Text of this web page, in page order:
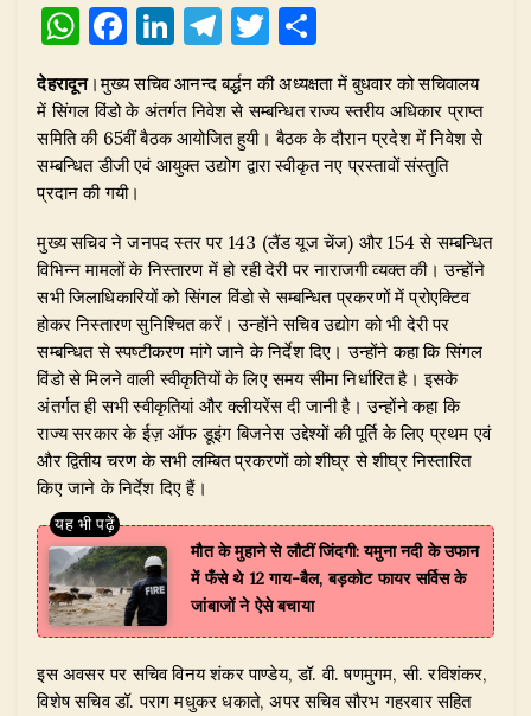
W
at
s
A
p
p
F
c
e
b
o
o
k
Li
k
e
dI
T
el
e
g
ra
T
w
it
te
r
ar
e
देहरादून।मुख्य सचिव आनन्द बर्द्धन की अध्यक्षता में बुधवार को सचिवालय
में सिंगल विंडो के अंतर्गत निवेश से सम्बन्धित राज्य स्तरीय अधिकार प्राप्त
समिति की 65वीं बैठक आयोजित हुयी। बैठक के दौरान प्रदेश में निवेश से
सम्बन्धित डीजी एवं आयुक्त उद्योग द्वारा स्वीकृत नए प्रस्तावों संस्तुति
प्रदान की गयी।
​मुख्य सचिव ने जनपद स्तर पर 143 (लैंड यूज चेंज) और 154 से सम्बन्धित
विभिन्न मामलों के निस्तारण में हो रही देरी पर नाराजगी व्यक्त की। उन्होंने
सभी जिलाधिकारियों को सिंगल विंडो से सम्बन्धित प्रकरणों में प्रोएक्टिव
होकर निस्तारण सुनिश्चित करें। उन्होंने सचिव उद्योग को भी देरी पर
सम्बन्धित से स्पष्टीकरण मांगे जाने के निर्देश दिए। उन्होंने कहा कि सिंगल
विंडो से मिलने वाली स्वीकृतियों के लिए समय सीमा निर्धारित है। इसके
अंतर्गत ही सभी स्वीकृतियां और क्लीयरेंस दी जानी है। उन्होंने कहा कि
राज्य सरकार के ईज़ ऑफ डूइंग बिजनेस उद्देश्यों की पूर्ति के लिए प्रथम एवं
और द्वितीय चरण के सभी लम्बित प्रकरणों को शीघ्र से शीघ्र निस्तारित
किए जाने के निर्देश दिए हैं।
मौत के मुहाने से लौटीं जिंदगी: यमुना नदी के उफान
में फँसे थे 12 गाय-बैल, बड़कोट फायर सर्विस के
जांबाजों ने ऐसे बचाया
​इस अवसर पर सचिव विनय शंकर पाण्डेय, डॉ. वी. षणमुगम, सी. रविशंकर,
विशेष सचिव डॉ. पराग मधुकर धकाते, अपर सचिव सौरभ गहरवार सहित